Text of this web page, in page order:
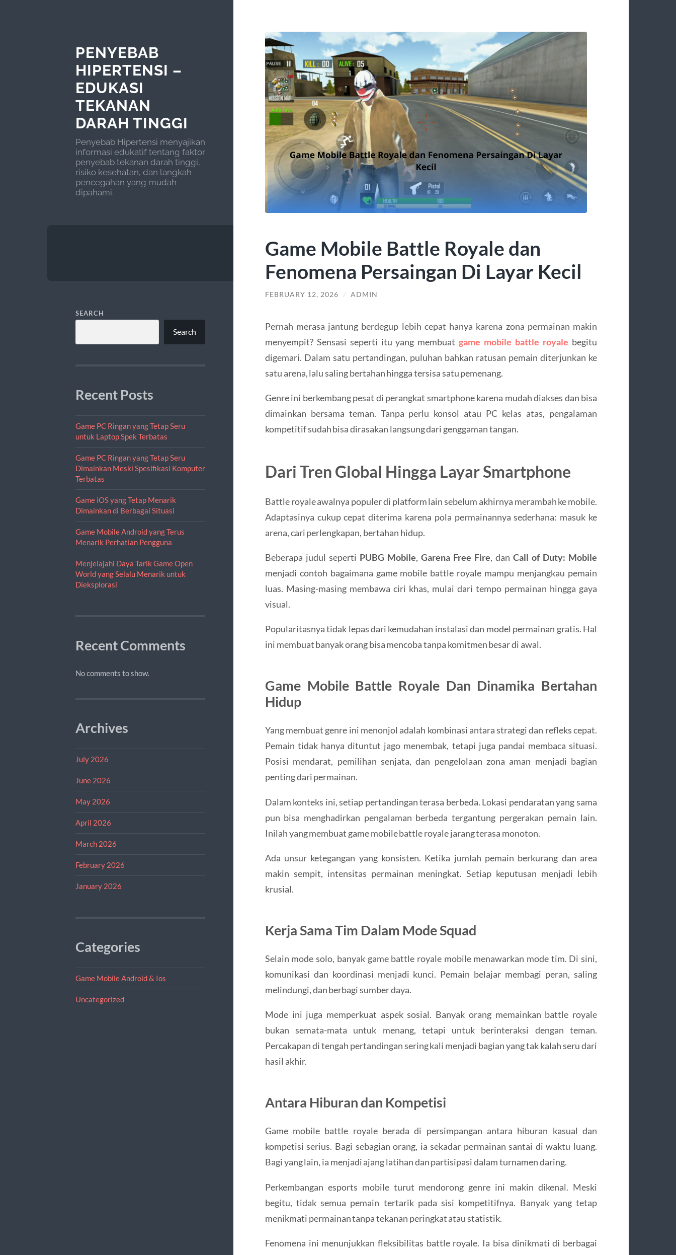
PENYEBAB
HIPERTENSI –
EDUKASI
TEKANAN
DARAH TINGGI
Penyebab Hipertensi menyajikan
informasi edukatif tentang faktor
penyebab tekanan darah tinggi,
risiko kesehatan, dan langkah
pencegahan yang mudah
dipahami.
SEARCH
Search
Recent Posts
Game PC Ringan yang Tetap Seru
untuk Laptop Spek Terbatas
Game PC Ringan yang Tetap Seru
Dimainkan Meski Spesifikasi Komputer
Terbatas
Game iOS yang Tetap Menarik
Dimainkan di Berbagai Situasi
Game Mobile Android yang Terus
Menarik Perhatian Pengguna
Menjelajahi Daya Tarik Game Open
World yang Selalu Menarik untuk
Dieksplorasi
Recent Comments
No comments to show.
Archives
July 2026
June 2026
May 2026
April 2026
March 2026
February 2026
January 2026
Categories
Game Mobile Android & Ios
Uncategorized
Game Mobile Battle Royale dan
Fenomena Persaingan Di Layar Kecil
FEBRUARY 12, 2026 / ADMIN
Pernah merasa jantung berdegup lebih cepat hanya karena zona permainan makin
menyempit? Sensasi seperti itu yang membuatgame mobile battle royale begitu
digemari. Dalam satu pertandingan, puluhan bahkan ratusan pemain diterjunkan ke
satu arena, lalu saling bertahan hingga tersisa satu pemenang.
Genre ini berkembang pesat di perangkat smartphone karena mudah diakses dan bisa
dimainkan bersama teman. Tanpa perlu konsol atau PC kelas atas, pengalaman
kompetitif sudah bisa dirasakan langsung dari genggaman tangan.
Dari Tren Global Hingga Layar Smartphone
Battle royale awalnya populer di platform lain sebelum akhirnya merambah ke mobile.
Adaptasinya cukup cepat diterima karena pola permainannya sederhana: masuk ke
arena, cari perlengkapan, bertahan hidup.
Beberapa judul seperti PUBG Mobile, Garena Free Fire, dan Call of Duty: Mobile
menjadi contoh bagaimana game mobile battle royale mampu menjangkau pemain
luas. Masing-masing membawa ciri khas, mulai dari tempo permainan hingga gaya
visual.
Popularitasnya tidak lepas dari kemudahan instalasi dan model permainan gratis. Hal
ini membuat banyak orang bisa mencoba tanpa komitmen besar di awal.
Game Mobile Battle Royale Dan Dinamika Bertahan
Hidup
Yang membuat genre ini menonjol adalah kombinasi antara strategi dan refleks cepat.
Pemain tidak hanya dituntut jago menembak, tetapi juga pandai membaca situasi.
Posisi mendarat, pemilihan senjata, dan pengelolaan zona aman menjadi bagian
penting dari permainan.
Dalam konteks ini, setiap pertandingan terasa berbeda. Lokasi pendaratan yang sama
pun bisa menghadirkan pengalaman berbeda tergantung pergerakan pemain lain.
Inilah yang membuat game mobile battle royale jarang terasa monoton.
Ada unsur ketegangan yang konsisten. Ketika jumlah pemain berkurang dan area
makin sempit, intensitas permainan meningkat. Setiap keputusan menjadi lebih
krusial.
Kerja Sama Tim Dalam Mode Squad
Selain mode solo, banyak game battle royale mobile menawarkan mode tim. Di sini,
komunikasi dan koordinasi menjadi kunci. Pemain belajar membagi peran, saling
melindungi, dan berbagi sumber daya.
Mode ini juga memperkuat aspek sosial. Banyak orang memainkan battle royale
bukan semata-mata untuk menang, tetapi untuk berinteraksi dengan teman.
Percakapan di tengah pertandingan sering kali menjadi bagian yang tak kalah seru dari
hasil akhir.
Antara Hiburan dan Kompetisi
Game mobile battle royale berada di persimpangan antara hiburan kasual dan
kompetisi serius. Bagi sebagian orang, ia sekadar permainan santai di waktu luang.
Bagi yang lain, ia menjadi ajang latihan dan partisipasi dalam turnamen daring.
Perkembangan esports mobile turut mendorong genre ini makin dikenal. Meski
begitu, tidak semua pemain tertarik pada sisi kompetitifnya. Banyak yang tetap
menikmati permainan tanpa tekanan peringkat atau statistik.
Fenomena ini menunjukkan fleksibilitas battle royale. Ia bisa dinikmati di berbagai